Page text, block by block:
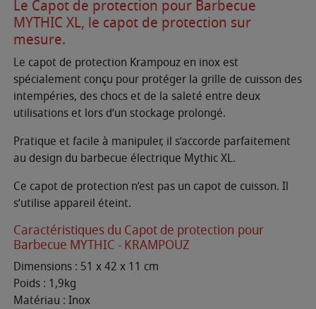
Le Capot de protection pour Barbecue
MYTHIC XL, le capot de protection sur
mesure.
Le capot de protection Krampouz en inox est
spécialement conçu pour protéger la grille de cuisson des
intempéries, des chocs et de la saleté entre deux
utilisations et lors d’un stockage prolongé.
Pratique et facile à manipuler, il s’accorde parfaitement
au design du barbecue électrique Mythic XL.
Ce capot de protection n’est pas un capot de cuisson. Il
s’utilise appareil éteint.
Caractéristiques du Capot de protection pour
Barbecue MYTHIC - KRAMPOUZ
Dimensions : 51 x 42 x 11 cm
Poids : 1,9kg
Matériau : Inox